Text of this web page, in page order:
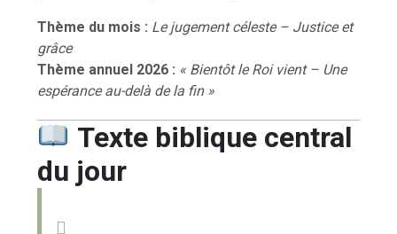
Thème du mois : Le jugement céleste – Justice et
grâce
Thème annuel 2026 : « Bientôt le Roi vient – Une
espérance au-delà de la fin »
Texte biblique central
du jour